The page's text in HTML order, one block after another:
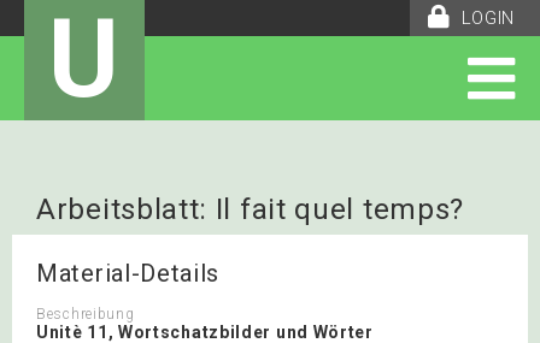
LOGIN
U
Arbeitsblatt: Il fait quel temps?
Material-Details
Beschreibung
Unitè 11, Wortschatzbilder und Wörter